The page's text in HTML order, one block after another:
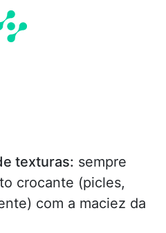
texturas: sempre
crocante (picles,
com a maciez da